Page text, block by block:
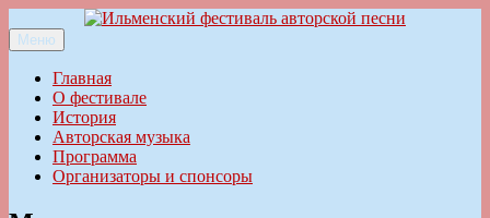
к
содержимому
Ильменский фестиваль авторской песни
Меню
Главная
О фестивале
История
Авторская музыка
Программа
Организаторы и спонсоры